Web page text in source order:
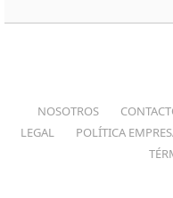
NOSOTROS
LEGAL
POLÍTICA